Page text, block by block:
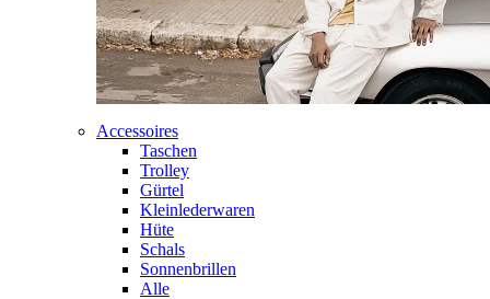
Accessoires
Taschen
Trolley
Gürtel
Kleinlederwaren
Hüte
Schals
Sonnenbrillen
Alle